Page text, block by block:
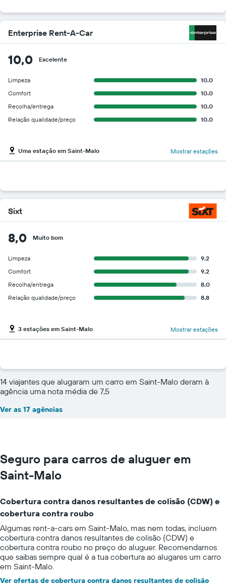
Enterprise Rent-A-Car
10,0 Excelente
Limpeza
10.0
Comfort
10.0
Recolha/entrega
10.0
Relação qualidade/preço
10.0
Uma estação em Saint-Malo Mostrar estações
Sixt
8,0 Muito bom
Limpeza
9.2
Comfort
9.2
Recolha/entrega
8.0
Relação qualidade/preço
8.8
3 estações em Saint-Malo Mostrar estações
14 viajantes que alugaram um carro em Saint-Malo deram à
agência uma nota média de 7,5
Ver as 17 agências
Seguro para carros de aluguer em
Saint-Malo
Cobertura contra danos resultantes de colisão (CDW) e
cobertura contra roubo
Algumas rent-a-cars em Saint-Malo, mas nem todas, incluem
cobertura contra danos resultantes de colisão (CDW) e
cobertura contra roubo no preço do aluguer. Recomendamos
que saibas sempre qual é a tua cobertura ao alugares um carro
em Saint-Malo.
Ver ofertas de cobertura contra danos resultantes de colisão